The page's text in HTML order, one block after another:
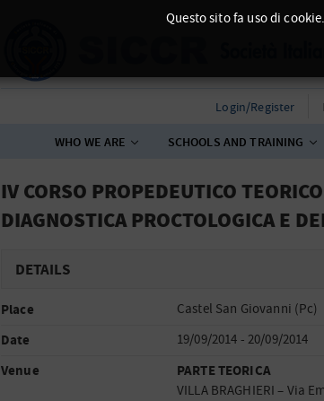
Login/Register
WHO WE ARE SCHOOLS AND TRAINING
IV CORSO PROPEDEUTICO
DIAGNOSTICA PROCTOLOGICA E
DETAILS
Place Castel San Giovanni (Pc)
Date 19/09/2014 - 20/09/2014
Venue PARTE TEORICA
VILLA BRAGHIERI – Via
Questo sito fa uso di